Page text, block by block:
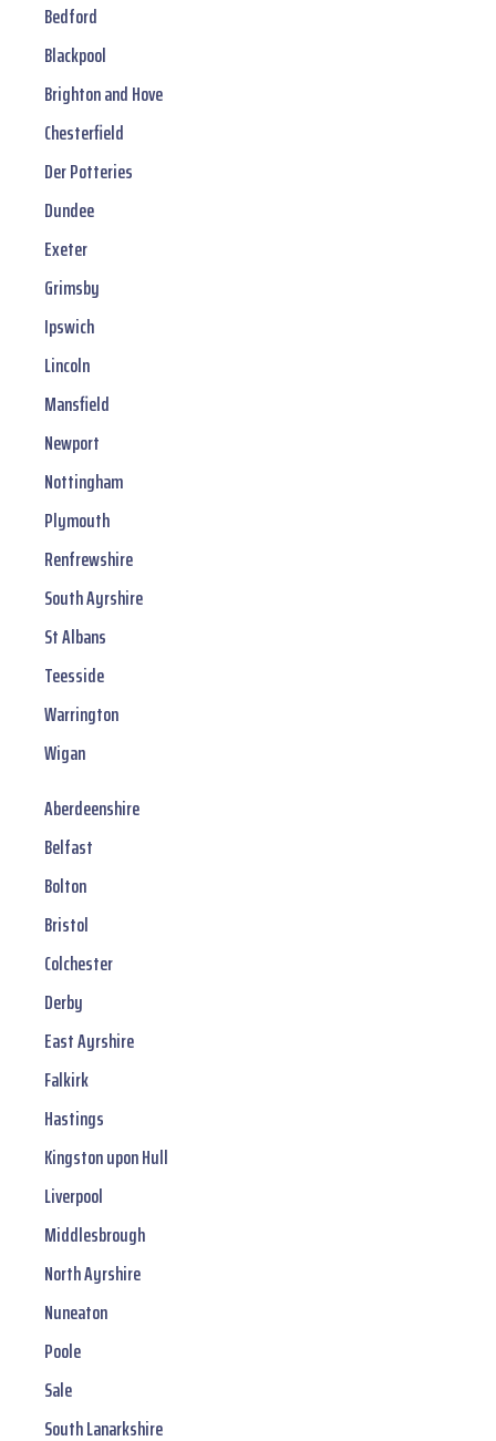
Bedford
Blackpool
Brighton and Hove
Chesterfield
Der Potteries
Dundee
Exeter
Grimsby
Ipswich
Lincoln
Mansfield
Newport
Nottingham
Plymouth
Renfrewshire
South Ayrshire
St Albans
Teesside
Warrington
Wigan
Aberdeenshire
Belfast
Bolton
Bristol
Colchester
Derby
East Ayrshire
Falkirk
Hastings
Kingston upon Hull
Liverpool
Middlesbrough
North Ayrshire
Nuneaton
Poole
Sale
South Lanarkshire